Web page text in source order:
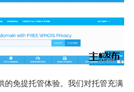
的免提托管体验。我们对托管充满